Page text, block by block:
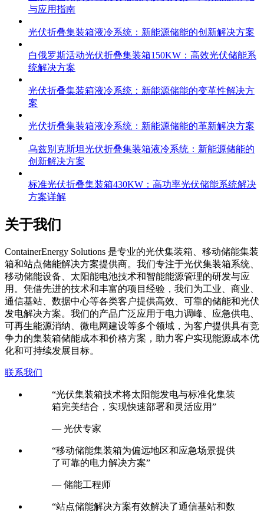
与应用指南
光伏折叠集装箱液冷系统：新能源储能的创新解决方案
白俄罗斯活动光伏折叠集装箱150KW：高效光伏储能系
统解决方案
光伏折叠集装箱液冷系统：新能源储能的变革性解决方
案
光伏折叠集装箱液冷系统：新能源储能的革新解决方案
乌兹别克斯坦光伏折叠集装箱液冷系统：新能源储能的
创新解决方案
标准光伏折叠集装箱430KW：高功率光伏储能系统解决
方案详解
关于我们
ContainerEnergy Solutions 是专业的光伏集装箱、移动储能集装
箱和站点储能解决方案提供商。我们专注于光伏集装箱系统、
移动储能设备、太阳能电池技术和智能能源管理的研发与应
用。凭借先进的技术和丰富的项目经验，我们为工业、商业、
通信基站、数据中心等各类客户提供高效、可靠的储能和光伏
发电解决方案。我们的产品广泛应用于电力调峰、应急供电、
可再生能源消纳、微电网建设等多个领域，为客户提供具有竞
争力的集装箱储能成本和价格方案，助力客户实现能源成本优
化和可持续发展目标。
联系我们
“光伏集装箱技术将太阳能发电与标准化集装
箱完美结合，实现快速部署和灵活应用”
— 光伏专家
“移动储能集装箱为偏远地区和应急场景提供
了可靠的电力解决方案”
— 储能工程师
“站点储能解决方案有效解决了通信基站和数